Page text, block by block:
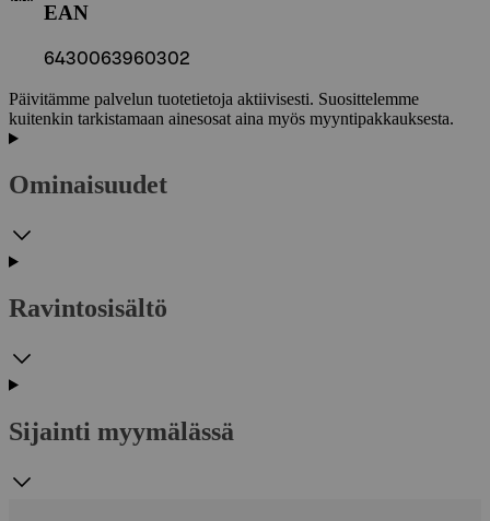
EAN
6430063960302
Päivitämme palvelun tuotetietoja aktiivisesti. Suosittelemme
kuitenkin tarkistamaan ainesosat aina myös myyntipakkauksesta.
Ominaisuudet
Ravintosisältö
Sijainti myymälässä